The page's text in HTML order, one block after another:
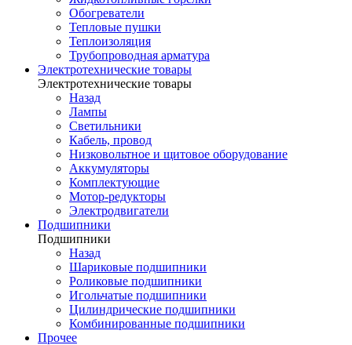
Обогреватели
Тепловые пушки
Теплоизоляция
Трубопроводная арматура
Электротехнические товары
Электротехнические товары
Назад
Лампы
Светильники
Кабель, провод
Низковольтное и щитовое оборудование
Аккумуляторы
Комплектующие
Мотор-редукторы
Электродвигатели
Подшипники
Подшипники
Назад
Шариковые подшипники
Роликовые подшипники
Игольчатые подшипники
Цилиндрические подшипники
Комбинированные подшипники
Прочее